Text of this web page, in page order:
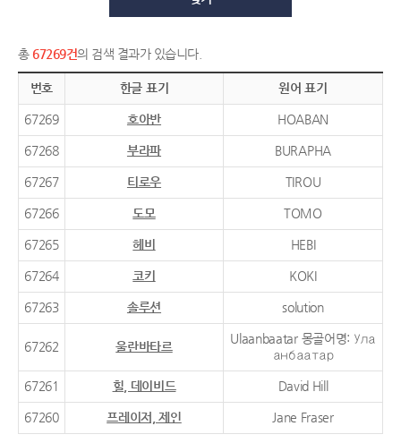
총 67269건의 검색 결과가 있습니다.
번호 한글 표기 원어 표기
67269 호아반 HOABAN
67268 부라파 BURAPHA
67267 티로우 TIROU
67266 도모 TOMO
67265 헤비 HEBI
67264 코키 KOKI
67263 솔루션 solution
67262 울란바타르
Ulaanbaatar 몽골어명: Ула
анбаатар
67261 힐, 데이비드 David Hill
67260 프레이저, 제인 Jane Fraser